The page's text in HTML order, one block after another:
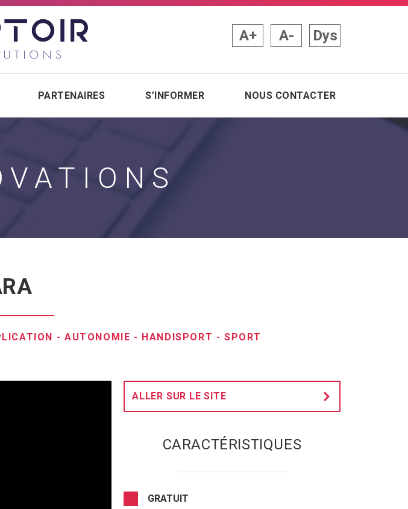
A+ A- Dys
PARTENAIRES S’INFORMER NOUS CONTACTER
- AUTONOMIE - HANDISPORT - SPORT
ALLER SUR LE SITE
CARACTÉRISTIQUES
GRATUIT